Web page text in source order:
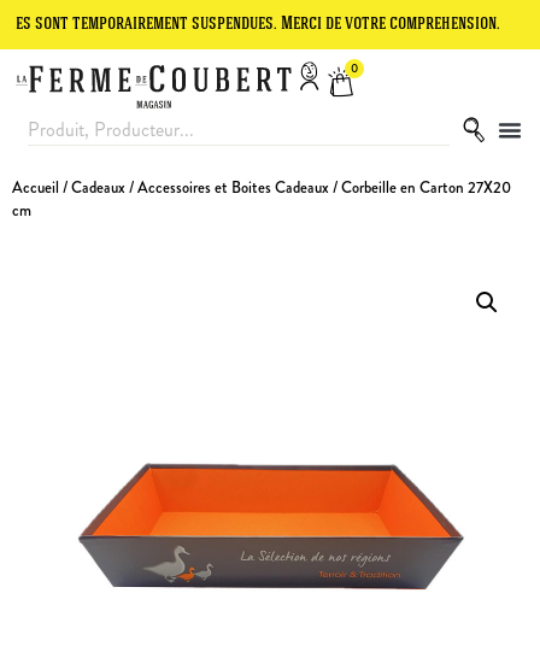
suspendues. Merci de votre compréhension. Le site
0
Accueil /Cadeaux /Accessoires et Boites Cadeaux / Corbeille en Carton 27X20
cm